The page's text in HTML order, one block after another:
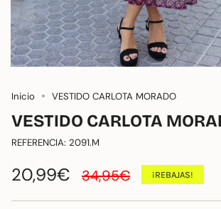
Inicio VESTIDO CARLOTA MORADO
VESTIDO CARLOTA
REFERENCIA: 2091.M
20,99€ Precio
regular
34,95€ ¡REBAJAS!